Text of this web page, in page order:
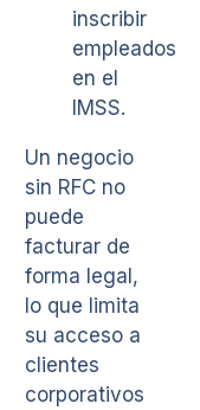
inscribir
empleados
en el
IMSS.
Un negocio
sin RFC no
puede
facturar de
forma legal,
lo que limita
su acceso a
clientes
corporativos